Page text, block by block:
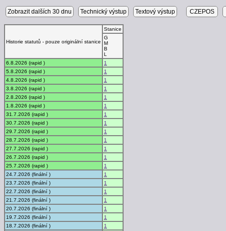
Zobrazit dalších 30 dnu Technický výstup Textový výstup CZEPOS
Historie statutů - pouze originální stanice
Stanice
G
M
B
L
6.8.2026 (rapid )
1
5.8.2026 (rapid )
1
4.8.2026 (rapid )
1
3.8.2026 (rapid )
1
2.8.2026 (rapid )
1
1.8.2026 (rapid )
1
31.7.2026 (rapid )
1
30.7.2026 (rapid )
1
29.7.2026 (rapid )
1
28.7.2026 (rapid )
1
27.7.2026 (rapid )
1
26.7.2026 (rapid )
1
25.7.2026 (rapid )
1
24.7.2026 (finální )
1
23.7.2026 (finální )
1
22.7.2026 (finální )
1
21.7.2026 (finální )
1
20.7.2026 (finální )
1
19.7.2026 (finální )
1
18.7.2026 (finální )
1